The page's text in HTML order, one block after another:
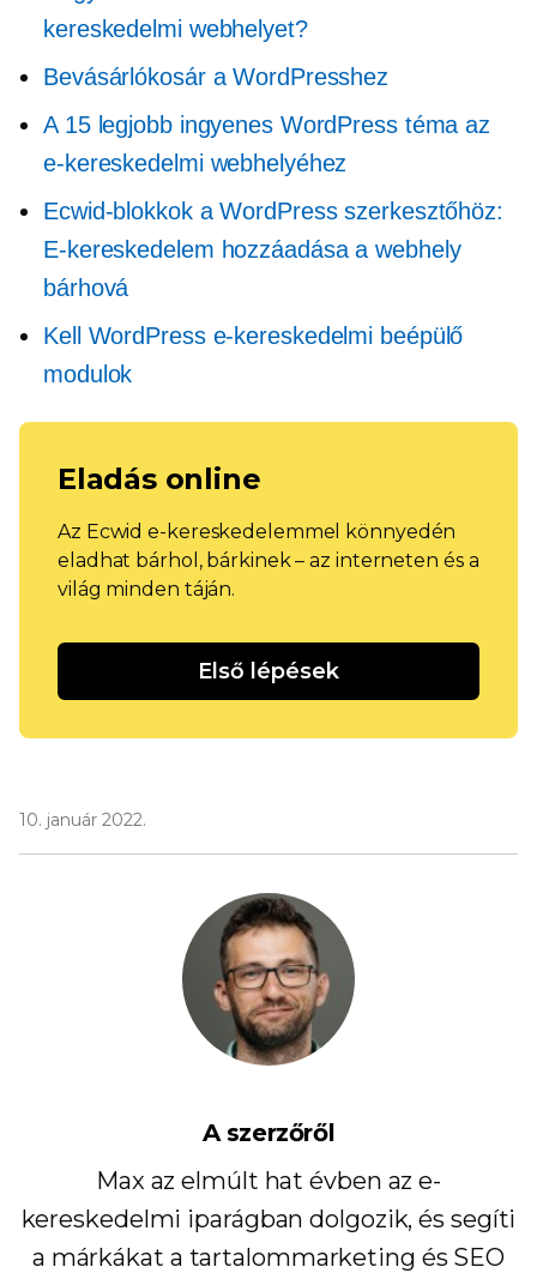
kereskedelmi webhelyet?
Bevásárlókosár a WordPresshez
A 15 legjobb ingyenes WordPress téma az
e-kereskedelmi webhelyéhez
Ecwid-blokkok a WordPress szerkesztőhöz:
E-kereskedelem hozzáadása a webhely
bárhová
KellWordPress e-kereskedelmi beépülő
modulok
Eladás online
Az Ecwid e-kereskedelemmel könnyedén
eladhat bárhol, bárkinek – az interneten és a
világ minden táján.
Első lépések
10. január 2022.
A szerzőről
Max az elmúlt hat évben az e-
kereskedelmi iparágban dolgozik, és segíti
a márkákat a tartalommarketing és SEO